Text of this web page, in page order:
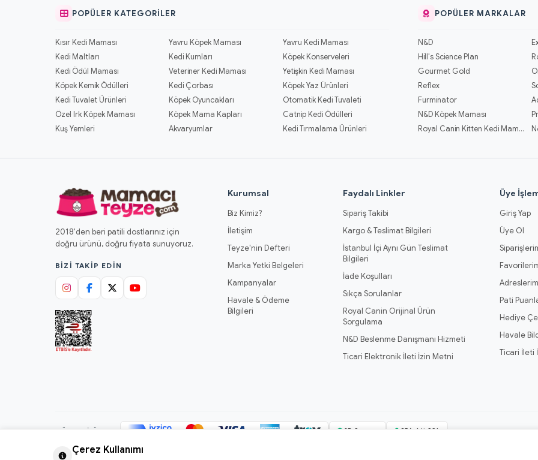
POPÜLER KATEGORILER
Kısır Kedi Maması Yavru Köpek Maması
Yavru Kedi Maması
Kedi Maltları
Kedi Kumları
Köpek Konserveleri
Kedi Ödül Maması
Veteriner Kedi Maması
Yetişkin Kedi Maması
Köpek Kemik Ödülleri
Kedi Çorbası
Köpek Yaz Ürünleri
Kedi Tuvalet Ürünleri
Köpek Oyuncakları
Otomatik Kedi Tuvaleti
Özel Irk Köpek Maması
Köpek Mama Kapları
Catnip Kedi Ödülleri
Kuş Yemleri
Akvaryumlar Kedi Tırmalama Ürünleri
POPÜLER MARKALAR
N&D
Hill's Science Plan
Gourmet Gold
Reflex
Furminator
N&D Köpek Maması
Royal Canin Kitten Kedi Mamaları
2018'den beri patili dostlarınız için
doğru ürünü, doğru fiyata sunuyoruz.
BIZI TAKIP EDIN
Kurumsal
Biz Kimiz?
İletişim
Teyze'nin Defteri
Marka Yetki Belgeleri
Kampanyalar
Havale & Ödeme
Bilgileri
Faydalı Linkler
Sipariş Takibi
Kargo & Teslimat Bilgileri
İstanbul İçi Aynı Gün Teslimat
Bilgileri
İade Koşulları
Sıkça Sorulanlar
Royal Canin Orijinal Ürün
Sorgulama
N&D Beslenme Danışmanı Hizmeti
Ticari Elektronik İleti İzin Metni
Üye
Giriş Yap
Üye Ol
Adreslerim
Pati
Hediye
Havale
Ticari İleti
GÜVENLI ÖDEME 3D Secure 256-bit SSL
Çerez Kullanımı